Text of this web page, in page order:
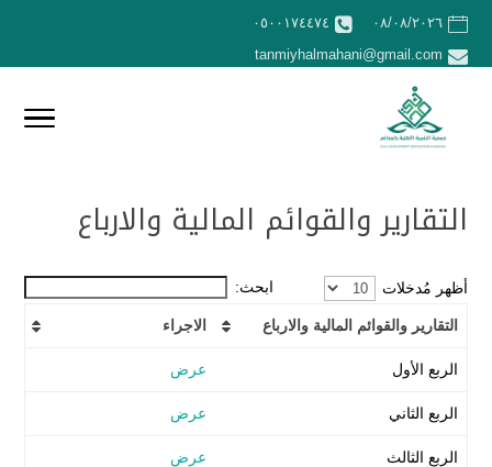
٠٨/٠٨/٢٠٢٦
٠٥٠٠١٧٤٤٧٤
tanmiyhalmahani@gmail.com
التقارير والقوائم المالية والارباع
أظهر مُدخلات ابحث:
التقارير والقوائم المالية والارباع الاجراء
الربع الأول عرض
الربع الثاني عرض
الربع الثالث عرض